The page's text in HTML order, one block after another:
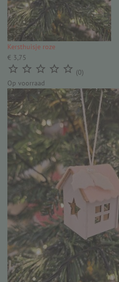
Kersthuisje roze
€ 3,75
     (0)
Op voorraad